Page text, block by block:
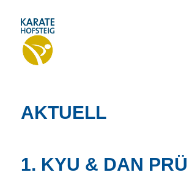
AKTUELL
1. KYU & DAN